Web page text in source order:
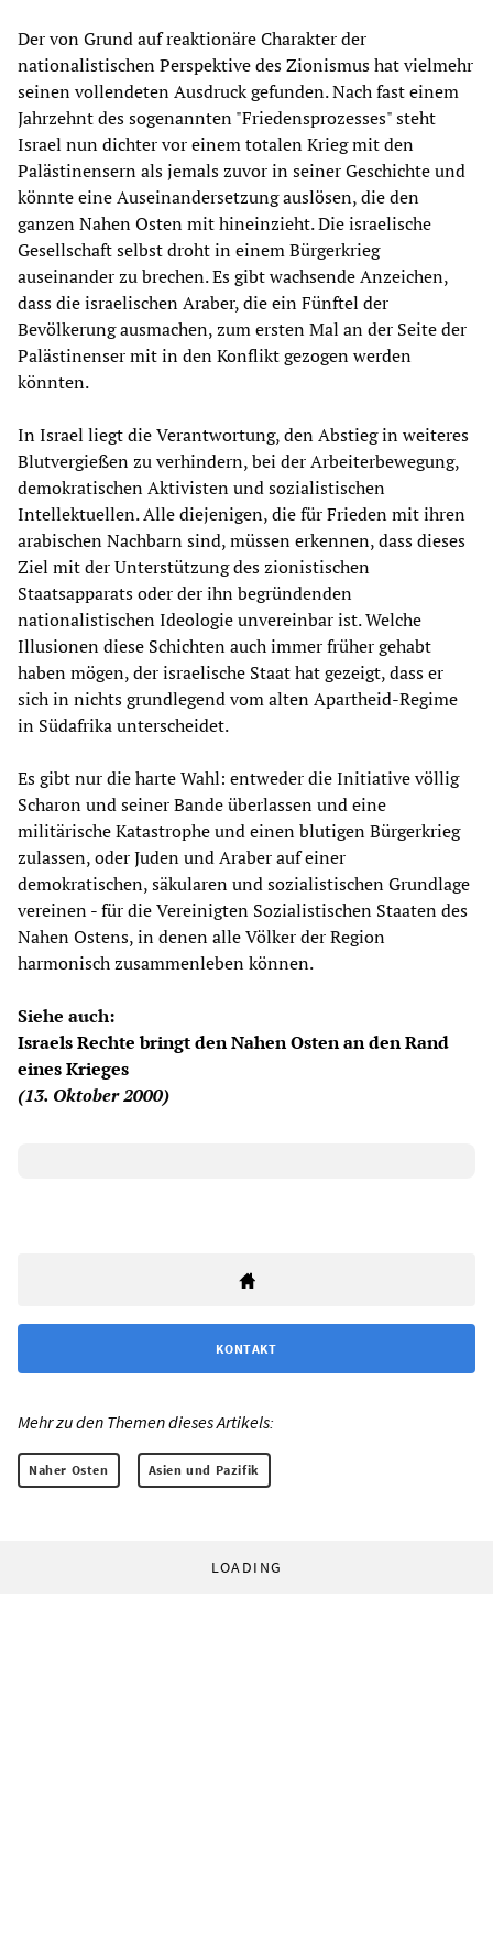
Der von Grund auf reaktionäre Charakter der
nationalistischen Perspektive des Zionismus hat vielmehr
seinen vollendeten Ausdruck gefunden. Nach fast einem
Jahrzehnt des sogenannten "Friedensprozesses" steht
Israel nun dichter vor einem totalen Krieg mit den
Palästinensern als jemals zuvor in seiner Geschichte und
könnte eine Auseinandersetzung auslösen, die den
ganzen Nahen Osten mit hineinzieht. Die israelische
Gesellschaft selbst droht in einem Bürgerkrieg
auseinander zu brechen. Es gibt wachsende Anzeichen,
dass die israelischen Araber, die ein Fünftel der
Bevölkerung ausmachen, zum ersten Mal an der Seite der
Palästinenser mit in den Konflikt gezogen werden
könnten.
In Israel liegt die Verantwortung, den Abstieg in weiteres
Blutvergießen zu verhindern, bei der Arbeiterbewegung,
demokratischen Aktivisten und sozialistischen
Intellektuellen. Alle diejenigen, die für Frieden mit ihren
arabischen Nachbarn sind, müssen erkennen, dass dieses
Ziel mit der Unterstützung des zionistischen
Staatsapparats oder der ihn begründenden
nationalistischen Ideologie unvereinbar ist. Welche
Illusionen diese Schichten auch immer früher gehabt
haben mögen, der israelische Staat hat gezeigt, dass er
sich in nichts grundlegend vom alten Apartheid-Regime
in Südafrika unterscheidet.
Es gibt nur die harte Wahl: entweder die Initiative völlig
Scharon und seiner Bande überlassen und eine
militärische Katastrophe und einen blutigen Bürgerkrieg
zulassen, oder Juden und Araber auf einer
demokratischen, säkularen und sozialistischen Grundlage
vereinen - für die Vereinigten Sozialistischen Staaten des
Nahen Ostens, in denen alle Völker der Region
harmonisch zusammenleben können.
Siehe auch:
Israels Rechte bringt den Nahen Osten an den Rand
eines Krieges
(13. Oktober 2000)
KONTAKT
Mehr zu den Themen dieses Artikels:
Naher Osten Asien und Pazifik
LOADING